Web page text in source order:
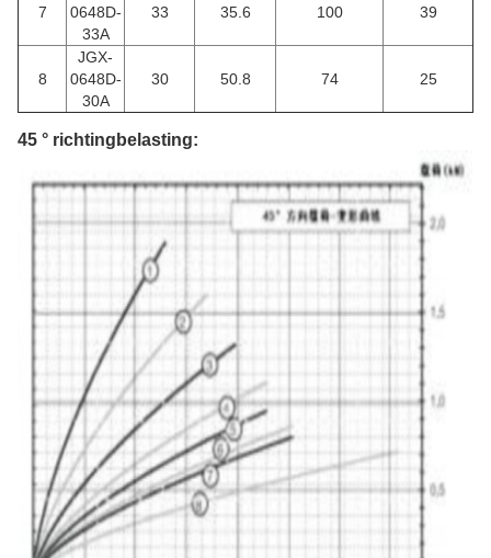
7
0648D-
33A
33 35.6 100 39
8
JGX-
0648D-
30A
30 50.8 74 25
45 ° richtingbelasting: